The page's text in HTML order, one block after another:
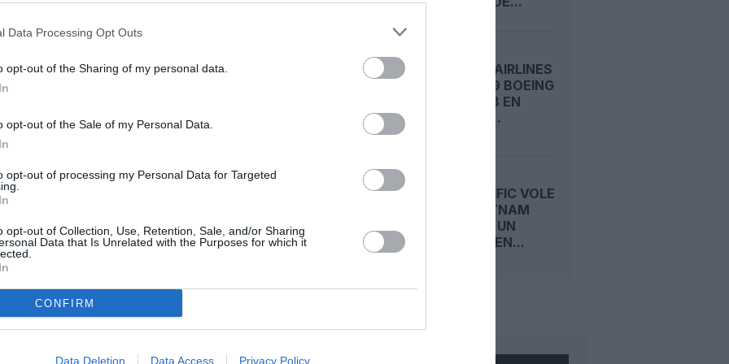
Data Processing Opt Outs
opt-out of the Sharing of my personal data.
opt-out of the Sale of my Personal Data.
opt-out of processing my Personal Data for Targeted
opt-out of Collection, Use, Retention, Sale, and/or Sharing
Data that Is Unrelated with the Purposes for which it
CONFIRM
Data Deletion Data Access Privacy Policy
24 ans !!!
ou est le problème ? AH a bien
?
VIETNAM AIRLINES
AJOUTE 19 BOEING
737 MAX 8 EN
LEASING,...
CEBU PACIFIC VOLE
POUR VIETNAM
AIRLINES : UN
A320NEO EN...